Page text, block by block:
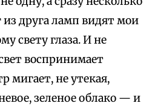
друга ламп видят мои
свету глаза. И не
воспринимает
мигает, не утекая,
зеленое облако — и